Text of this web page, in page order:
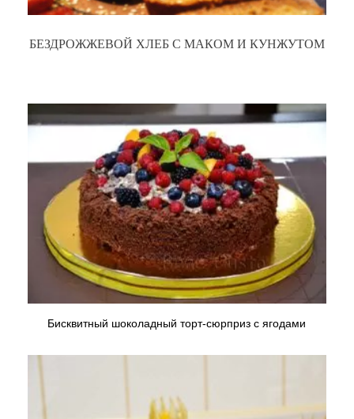
БЕЗДРОЖЖЕВОЙ ХЛЕБ С МАКОМ И КУНЖУТОМ
Бисквитный шоколадный торт-сюрприз с ягодами